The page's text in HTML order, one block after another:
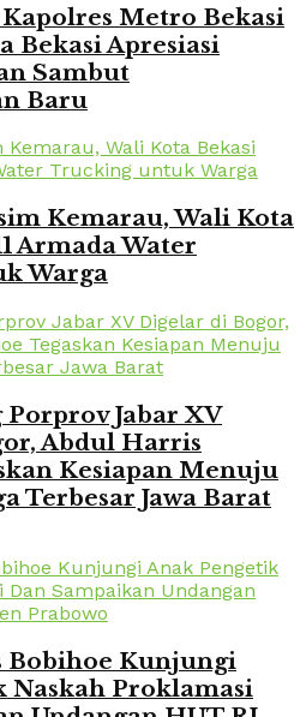
Metro Bekasi
Bekasi Apresiasi
Sambut
Baru
Kemarau, Wali Kota
Armada Water
Warga
Jabar XV
Abdul Harris
Kesiapan Menuju
Terbesar Jawa Barat
Bobihoe Kunjungi
Naskah Proklamasi